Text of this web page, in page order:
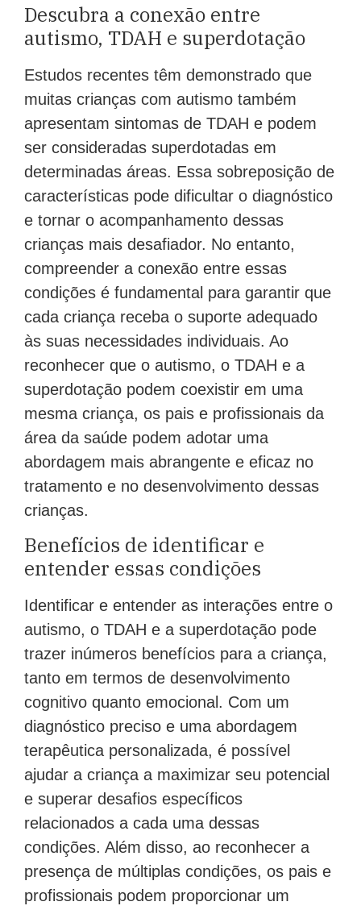
Descubra a conexão entre
autismo, TDAH e superdotação
Estudos recentes têm demonstrado que
muitas crianças com autismo também
apresentam sintomas de TDAH e podem
ser consideradas superdotadas em
determinadas áreas. Essa sobreposição de
características pode dificultar o diagnóstico
e tornar o acompanhamento dessas
crianças mais desafiador. No entanto,
compreender a conexão entre essas
condições é fundamental para garantir que
cada criança receba o suporte adequado
às suas necessidades individuais. Ao
reconhecer que o autismo, o TDAH e a
superdotação podem coexistir em uma
mesma criança, os pais e profissionais da
área da saúde podem adotar uma
abordagem mais abrangente e eficaz no
tratamento e no desenvolvimento dessas
crianças.
Benefícios de identificar e
entender essas condições
Identificar e entender as interações entre o
autismo, o TDAH e a superdotação pode
trazer inúmeros benefícios para a criança,
tanto em termos de desenvolvimento
cognitivo quanto emocional. Com um
diagnóstico preciso e uma abordagem
terapêutica personalizada, é possível
ajudar a criança a maximizar seu potencial
e superar desafios específicos
relacionados a cada uma dessas
condições. Além disso, ao reconhecer a
presença de múltiplas condições, os pais e
profissionais podem proporcionar um